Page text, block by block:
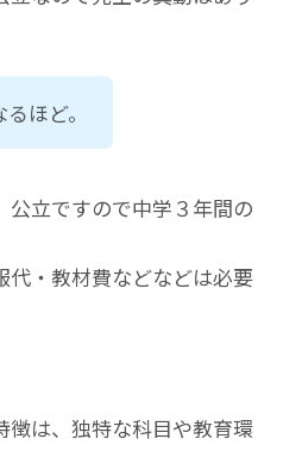
ほど。
公立ですので中学３年間の
代・教材費などなどは必要
徴は、独特な科目や教育環